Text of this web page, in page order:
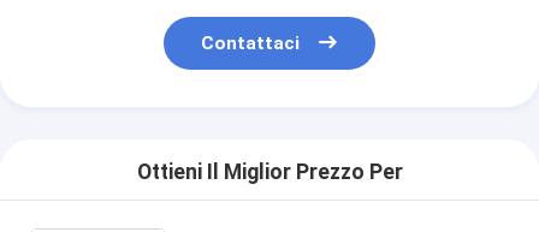
Contattaci
Ottieni Il Miglior Prezzo Per